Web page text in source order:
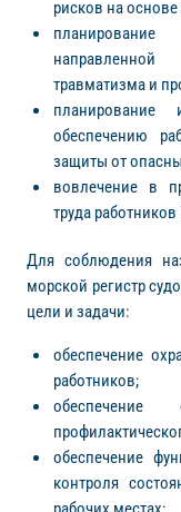
рисков на
травматизма и
планирование
обеспечению
защиты от
вовлечение в
труда
Для соблюдения
морской регистр
цели и задачи:
обеспечение
работников;
обеспечение
обеспечение
контроля